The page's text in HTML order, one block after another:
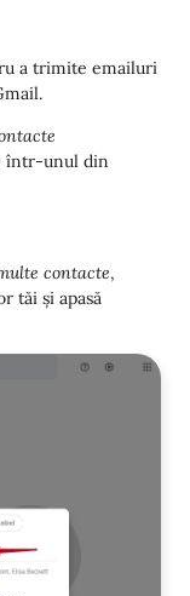
a trimite emailuri
într-unul din
contacte,
tăi și apasă